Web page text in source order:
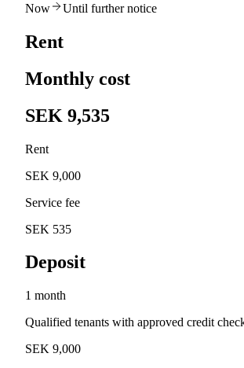
Now Until further notice
Rent
Monthly cost
SEK 9,535
Rent
SEK 9,000
Service fee
SEK 535
Deposit
1 month
Qualified tenants with approved credit
SEK 9,000